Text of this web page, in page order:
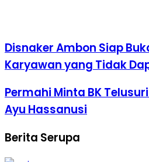
Disnaker Ambon Siap
Karyawan yang Tidak
Permahi Minta BK
Ayu Hassanusi
Berita Serupa